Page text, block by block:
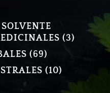
33
6969
PRODUCTOS
1010